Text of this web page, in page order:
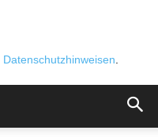
Datenschutzhinweisen